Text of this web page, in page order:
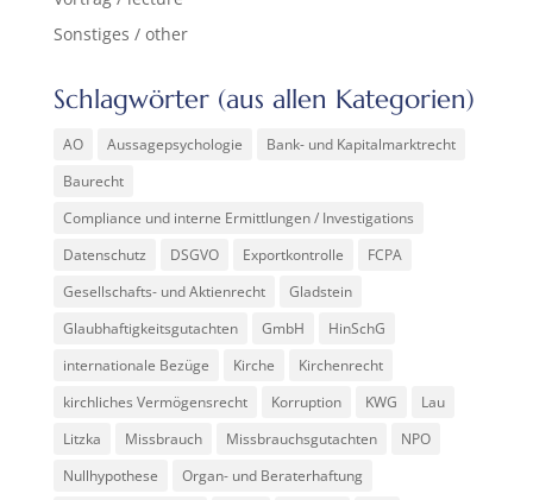
Sonstiges / other
Schlagwörter (aus allen Kategorien)
AO Aussagepsychologie
Bank- und Kapitalmarktrecht
Baurecht
Compliance und interne Ermittlungen / Investigations
Datenschutz
DSGVO Exportkontrolle
FCPA
Gesellschafts- und Aktienrecht
Gladstein
Glaubhaftigkeitsgutachten
GmbH
HinSchG
internationale Bezüge
Kirche
Kirchenrecht
kirchliches Vermögensrecht
Korruption KWG
Lau
Litzka
Missbrauch Missbrauchsgutachten
NPO
Nullhypothese
Organ- und Beraterhaftung